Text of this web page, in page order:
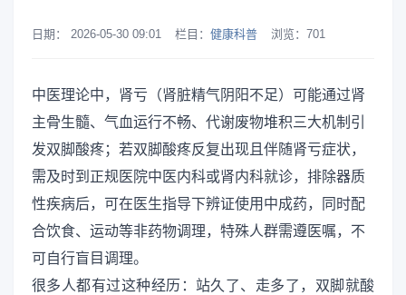
日期： 2026-05-30 09:01 栏目： 健康科普 浏览： 701
中医理论中，肾亏（肾脏精气阴阳不足）可能通过肾
主骨生髓、气血运行不畅、代谢废物堆积三大机制引
发双脚酸疼；若双脚酸疼反复出现且伴随肾亏症状，
需及时到正规医院中医内科或肾内科就诊，排除器质
性疾病后，可在医生指导下辨证使用中成药，同时配
合饮食、运动等非药物调理，特殊人群需遵医嘱，不
可自行盲目调理。
很多人都有过这种经历：站久了、走多了，双脚就酸